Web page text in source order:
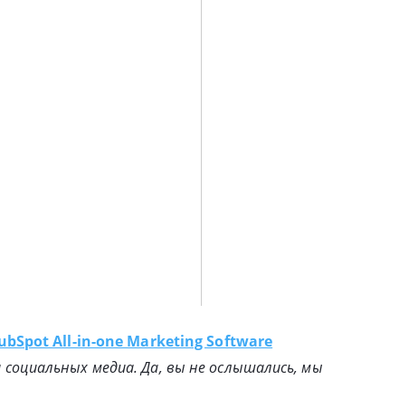
All-in-one Marketing Software
медиа. Да, вы не ослышались, мы